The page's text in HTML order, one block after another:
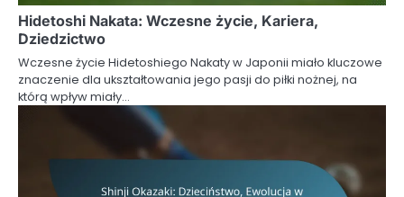
Hidetoshi Nakata: Wczesne życie, Kariera,
Dziedzictwo
Wczesne życie Hidetoshiego Nakaty w Japonii miało kluczowe
znaczenie dla ukształtowania jego pasji do piłki nożnej, na
którą wpływ miały…